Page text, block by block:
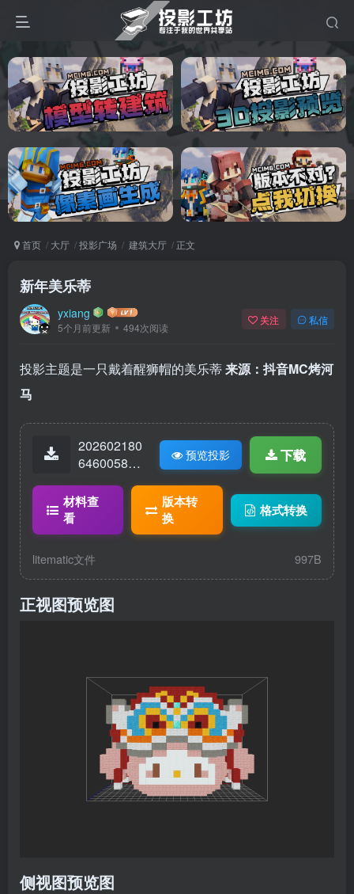
首页 大厅 投影广场 建筑大厅 正文
新年美乐蒂
yxiang
5个月前更新 494次阅读
关注 私信
投影主题是一只戴着醒狮帽的美乐蒂来源：抖音MC烤河
马
202602180
64600589-
matic
预览投影 下载
材料查
看
版本转
换
格式转换
litematic文件 997B
正视图预览图
侧视图预览图